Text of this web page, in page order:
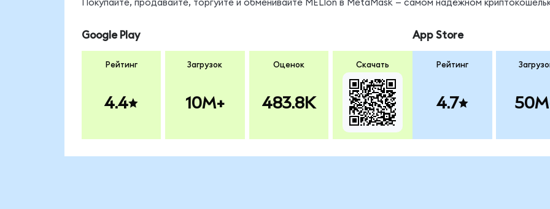
Покупайте, продавайте, торгуйте и обменивайте MELIon в MetaMask — самом надёжном
Google Play
Рейтинг
4.4
Загрузок
10M+
Оценок
483.8K
Скачать
App Store
Рейтинг
4.7